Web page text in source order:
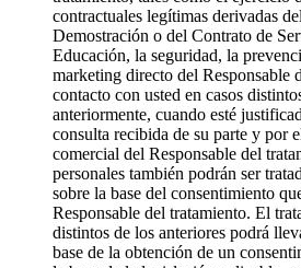
contractuales legítimas derivadas
Demostración o del Contrato de
Educación, la seguridad, la
marketing directo del Responsable
contacto con usted en casos
anteriormente, cuando esté
consulta recibida de su parte y por
comercial del Responsable del
personales también podrán ser
sobre la base del consentimiento
Responsable del tratamiento. El
distintos de los anteriores podrá
base de la obtención de un